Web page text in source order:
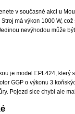
v současné akci u
Stroj má výkon 1000 W,
nevýhodou může
je model EPL424, který
GGP o výkonu 3
Pojezd sice chybí ale